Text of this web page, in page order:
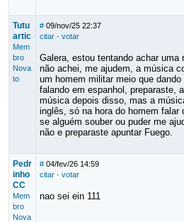
Tutu
artic
Mem
bro
Nova
to
# 09/nov/25 22:37
citar· votar
Galera, estou tentando achar
não achei, me ajudem, a música
um homem militar meio que
falando em espanhol, preparaste,
música depois disso, mas a
inglês, só na hora do homem falar
se alguém souber ou puder me
não e preparaste apuntar Fuego.
Pedr
inho
CC
Mem
bro
Nova
# 04/fev/26 14:59
citar· votar
nao sei ein 111